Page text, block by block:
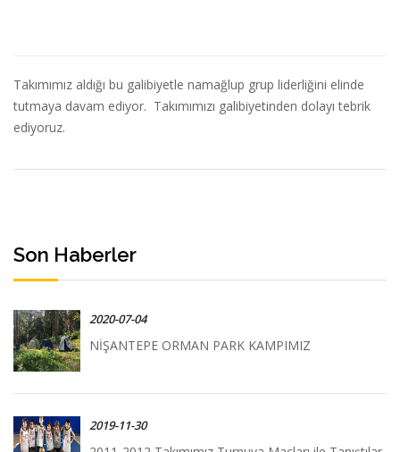
Takımımız aldığı bu galibiyetle namağlup grup liderliğini elinde
tutmaya davam ediyor. Takımımızı galibiyetinden dolayı tebrik
ediyoruz.
Son Haberler
2020-07-04
NİŞANTEPE ORMAN PARK KAMPIMIZ
2019-11-30